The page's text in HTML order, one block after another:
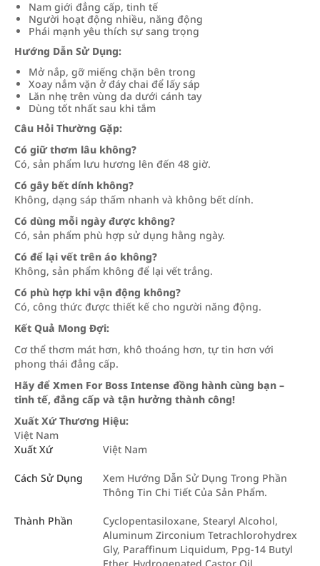
Nam giới đẳng cấp, tinh tế
Người hoạt động nhiều, năng động
Phái mạnh yêu thích sự sang trọng
Hướng Dẫn Sử Dụng:
Mở nắp, gỡ miếng chặn bên trong
Xoay nắm vặn ở đáy chai để lấy sáp
Lăn nhẹ trên vùng da dưới cánh tay
Dùng tốt nhất sau khi tắm
Câu Hỏi Thường Gặp:
Có giữ thơm lâu không?
Có, sản phẩm lưu hương lên đến 48 giờ.
Có gây bết dính không?
Không, dạng sáp thấm nhanh và không bết dính.
Có dùng mỗi ngày được không?
Có, sản phẩm phù hợp sử dụng hằng ngày.
Có để lại vết trên áo không?
Không, sản phẩm không để lại vết trắng.
Có phù hợp khi vận động không?
Có, công thức được thiết kế cho người năng động.
Kết Quả Mong Đợi:
Cơ thể thơm mát hơn, khô thoáng hơn, tự tin hơn với
phong thái đẳng cấp.
Hãy để Xmen For Boss Intense đồng hành cùng bạn –
tinh tế, đẳng cấp và tận hưởng thành công!
Xuất Xứ Thương Hiệu:
Việt Nam
Xuất Xứ
Việt Nam
Cách Sử Dụng
Xem Hướng Dẫn Sử Dụng Trong Phần
Thông Tin Chi Tiết Của Sản Phẩm.
Thành Phần
Cyclopentasiloxane, Stearyl Alcohol,
Aluminum Zirconium Tetrachlorohydrex
Gly, Paraffinum Liquidum, Ppg-14 Butyl